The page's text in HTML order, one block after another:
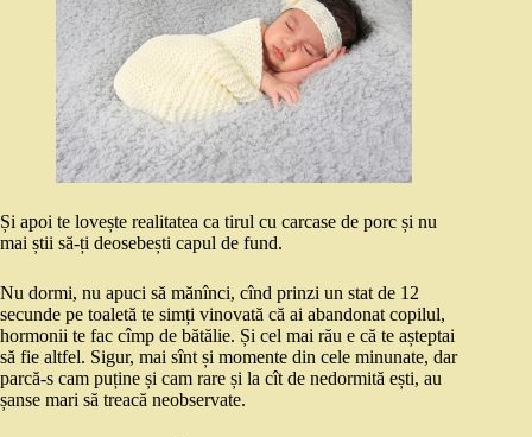
Și apoi te lovește realitatea ca tirul cu carcase de porc și nu
mai știi să-ți deosebești capul de fund.
Nu dormi, nu apuci să mănînci, cînd prinzi un stat de 12
secunde pe toaletă te simți vinovată că ai abandonat copilul,
hormonii te fac cîmp de bătălie. Și cel mai rău e că te așteptai
să fie altfel. Sigur, mai sînt și momente din cele minunate, dar
parcă-s cam puține și cam rare și la cît de nedormită ești, au
șanse mari să treacă neobservate.